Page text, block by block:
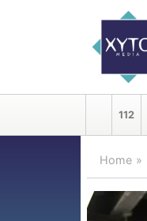
112
Home